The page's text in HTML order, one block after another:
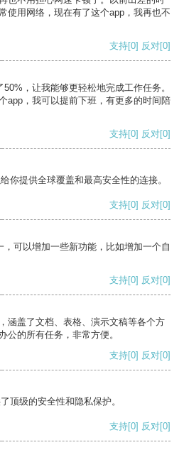
使用网络，现在有了这个app，我再也不
支持[0] 反对[0]
，让我能够更轻松地完成工作任务。
app，我可以提前下班，有更多的时间陪
支持[0] 反对[0]
你提供全球覆盖和最高安全性的连接。
支持[0] 反对[0]
可以增加一些新功能，比如增加一个自
支持[0] 反对[0]
涵盖了文档、表格、演示文稿等各个方
公的所有任务，非常方便。
支持[0] 反对[0]
顶级的安全性和隐私保护。
支持[0] 反对[0]